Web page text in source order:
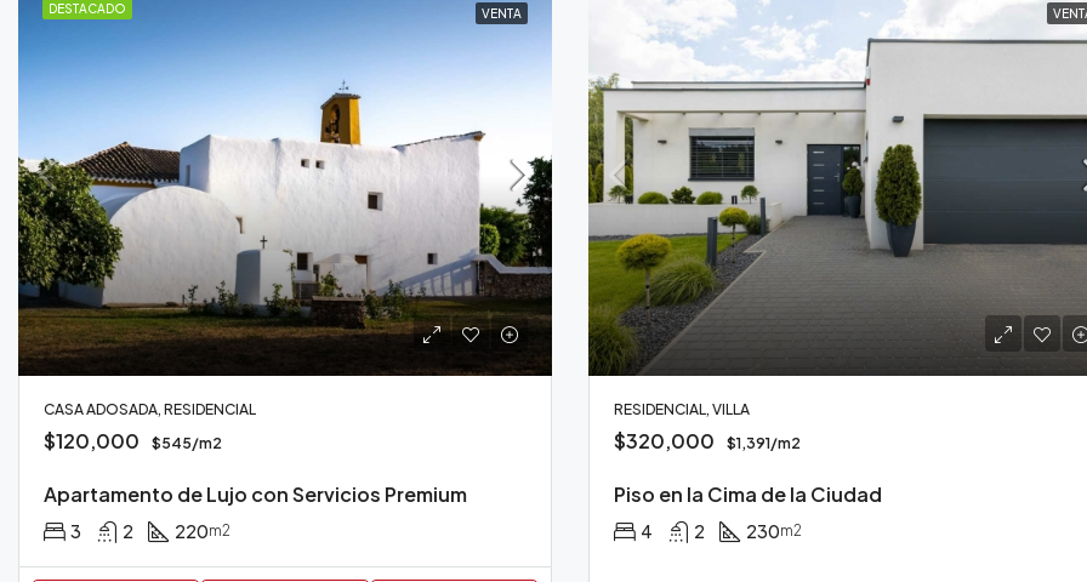
DESTACADO VENTA
CASA ADOSADA, RESIDENCIAL
$120,000 $545/m2
Apartamento de Lujo con Servicios Premium
3 2 220m2
RESIDENCIAL, VILLA
$320,000 $1,391/m2
Piso en la Cima de la Ciudad
4 2 230m2